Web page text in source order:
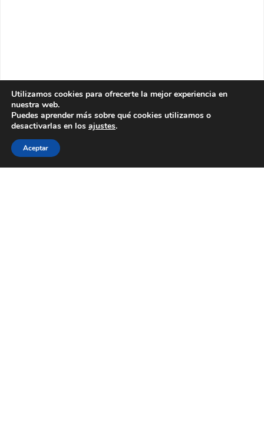
Utilizamos cookies para ofrecerte la mejor experiencia en
nuestra web.
Puedes aprender más sobre qué cookies utilizamos o
desactivarlas en los ajustes.
Aceptar